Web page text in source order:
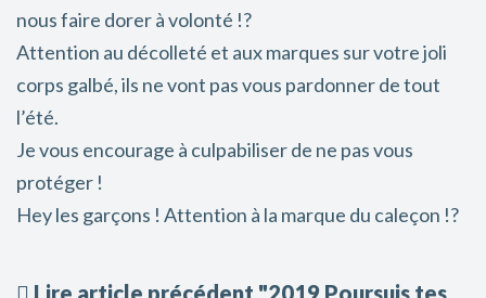
nous faire dorer à volonté !?
Attention au décolleté et aux marques sur votre joli
corps galbé, ils ne vont pas vous pardonner de tout
l’été.
Je vous encourage à culpabiliser de ne pas vous
protéger !
Hey les garçons ! Attention à la marque du caleçon !?
Lire article précédent "2019 Poursuis tes